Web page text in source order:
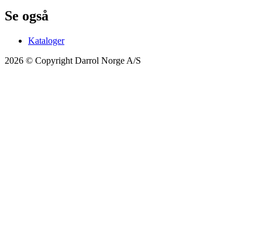
Se også
Kataloger
2026 © Copyright Darrol Norge A/S